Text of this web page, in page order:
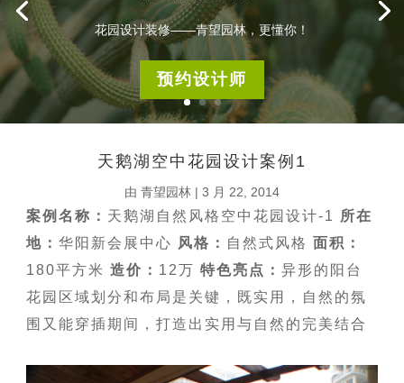
花园设计装修——青望园林，更懂你！
预约设计师
天鹅湖空中花园设计案例1
由 青望园林 | 3 月 22, 2014
案例名称： 天鹅湖自然风格空中花园设计-1
所在
地：华阳新会展中心 风格： 自然式风格 面积：
180平方米 造价： 12万 特色亮点：异形的阳台
花园区域划分和布局是关键，既实用，自然的氛
围又能穿插期间，打造出实用与自然的完美结合